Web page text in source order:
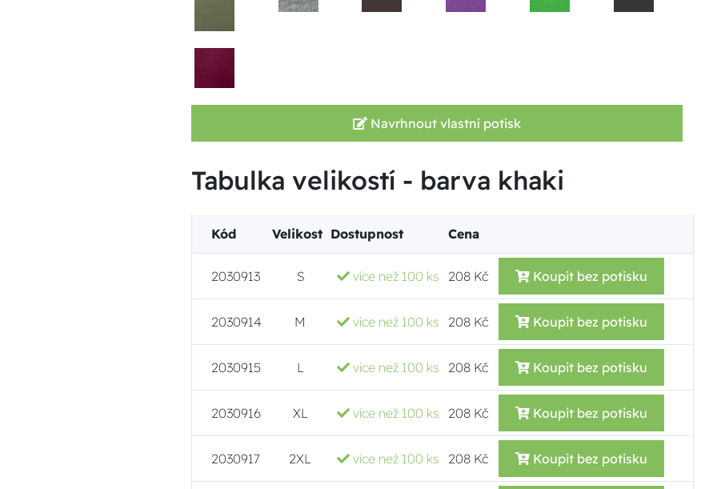
Navrhnout vlastní potisk
Tabulka velikostí - barva khaki
Kód Velikost Dostupnost Cena
2030913 S více než 100 ks 208 Kč Koupit bez potisku
2030914 M více než 100 ks 208 Kč Koupit bez potisku
2030915 L více než 100 ks 208 Kč Koupit bez potisku
2030916 XL více než 100 ks 208 Kč Koupit bez potisku
2030917 2XL více než 100 ks 208 Kč Koupit bez potisku